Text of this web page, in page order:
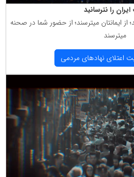
را نترسانید
از ایمانتان میترسند؛ از حضور شما در صحنه
میترسند
اعتلای نهادهای مردمی